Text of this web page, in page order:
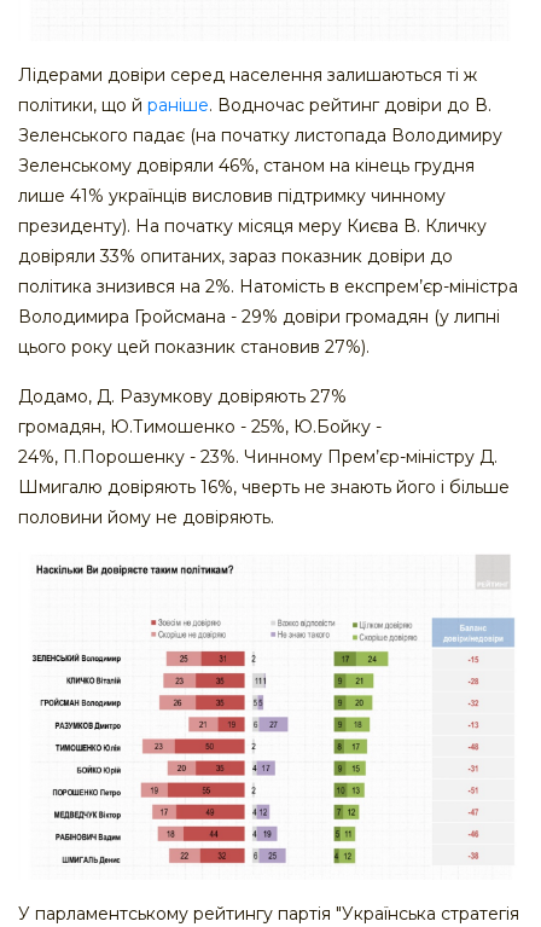
Лідерами довіри серед населення залишаються ті ж
політики, що й раніше. Водночас рейтинг довіри до В.
Зеленського падає (на початку листопада Володимиру
Зеленському довіряли 46%, станом на кінець грудня
лише 41% українців висловив підтримку чинному
президенту). На початку місяця меру Києва В. Кличку
довіряли 33% опитаних, зараз показник довіри до
політика знизився на 2%. Натомість в експрем’єр-міністра
Володимира Гройсмана - 29% довіри громадян (у липні
цього року цей показник становив 27%).
Додамо, Д. Разумкову довіряють 27%
громадян, Ю.Тимошенко - 25%, Ю.Бойку -
24%, П.Порошенку - 23%. Чинному Прем’єр-міністру Д.
Шмигалю довіряють 16%, чверть не знають його і більше
половини йому не довіряють.
У парламентському рейтингу партія "Українська стратегія